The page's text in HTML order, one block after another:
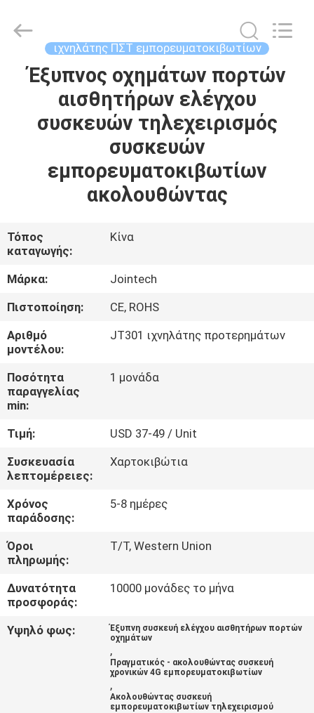
ΣΠΊΤΙ
ΠΡΟΪΌΝΤΑ
ΕΜΦΆΝΙΣΗ
ΠΕΡΊΠΟΥ
ΕΜΕΊΣ
ΓΎΡΟΣ
ΕΡΓΟΣΤΑΣΊΩΝ
ΠΟΙΟΤΙΚΌΣ
ΈΛΕΓΧΟΣ
ΜΑΣ
ΕΛΆΤΕ
ΣΕ
ΕΠΑΦΉ
ΜΕ
ΖΗΤΉΣΤΕ
ΈΝΑ
ΑΠΌΣΠΑΣΜΑ
Reserved.
ιχνηλάτης ΠΣΤ εμπορευματοκιβωτίων
Έξυπνος οχημάτων πορτών
αισθητήρων ελέγχου
συσκευών τηλεχειρισμός
συσκευών
εμπορευματοκιβωτίων
ακολουθώντας
Τόπος
καταγωγής:
Κίνα
Μάρκα:
Jointech
Πιστοποίηση:
CE, ROHS
Αριθμό
μοντέλου:
JT301 ιχνηλάτης προτερημάτων
Ποσότητα
παραγγελίας
min:
1 μονάδα
Τιμή:
USD 37-49 / Unit
Συσκευασία
λεπτομέρειες:
Χαρτοκιβώτια
Χρόνος
παράδοσης:
5-8 ημέρες
Όροι
πληρωμής:
T/T, Western Union
Δυνατότητα
προσφοράς:
10000 μονάδες το μήνα
Υψηλό φως:
Έξυπνη συσκευή ελέγχου αισθητήρων πορτών
οχημάτων
,
Πραγματικός - ακολουθώντας συσκευή
χρονικών 4G εμπορευματοκιβωτίων
,
Ακολουθώντας συσκευή
εμπορευματοκιβωτίων τηλεχειρισμού